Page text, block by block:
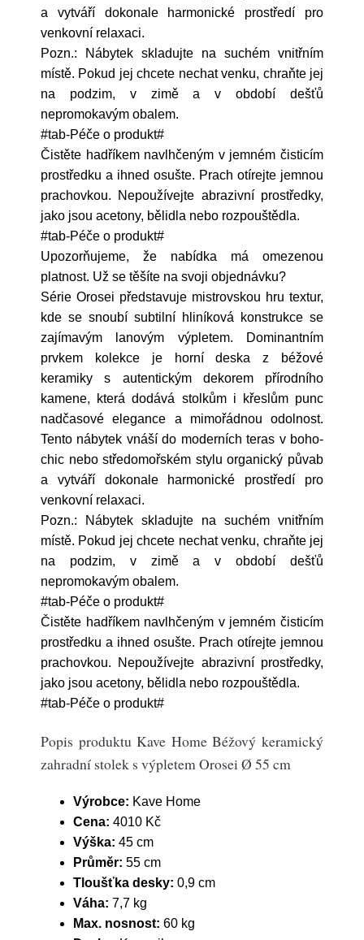
a vytváří dokonale harmonické prostředí pro
venkovní relaxaci.
Pozn.: Nábytek skladujte na suchém vnitřním
místě. Pokud jej chcete nechat venku, chraňte jej
na podzim, v zimě a v období dešťů
nepromokavým obalem.
#tab-Péče o produkt#
Čistěte hadříkem navlhčeným v jemném čisticím
prostředku a ihned osušte. Prach otírejte jemnou
prachovkou. Nepoužívejte abrazivní prostředky,
jako jsou acetony, bělidla nebo rozpouštědla.
#tab-Péče o produkt#
Upozorňujeme, že nabídka má omezenou
platnost. Už se těšíte na svoji objednávku?
Série Orosei představuje mistrovskou hru textur,
kde se snoubí subtilní hliníková konstrukce se
zajímavým lanovým výpletem. Dominantním
prvkem kolekce je horní deska z béžové
keramiky s autentickým dekorem přírodního
kamene, která dodává stolkům i křeslům punc
nadčasové elegance a mimořádnou odolnost.
Tento nábytek vnáší do moderních teras v boho-
chic nebo středomořském stylu organický půvab
a vytváří dokonale harmonické prostředí pro
venkovní relaxaci.
Pozn.: Nábytek skladujte na suchém vnitřním
místě. Pokud jej chcete nechat venku, chraňte jej
na podzim, v zimě a v období dešťů
nepromokavým obalem.
#tab-Péče o produkt#
Čistěte hadříkem navlhčeným v jemném čisticím
prostředku a ihned osušte. Prach otírejte jemnou
prachovkou. Nepoužívejte abrazivní prostředky,
jako jsou acetony, bělidla nebo rozpouštědla.
#tab-Péče o produkt#
Popis produktu Kave Home Béžový keramický
zahradní stolek s výpletem Orosei Ø 55 cm
Výrobce: Kave Home
Cena: 4010 Kč
Výška: 45 cm
Průměr: 55 cm
Tloušťka desky: 0,9 cm
Váha: 7,7 kg
Max. nosnost: 60 kg